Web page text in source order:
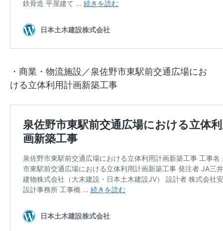
・商業・物流施設／泉佐野市東駅前交通広場にお
ける立体利用計画新築工事